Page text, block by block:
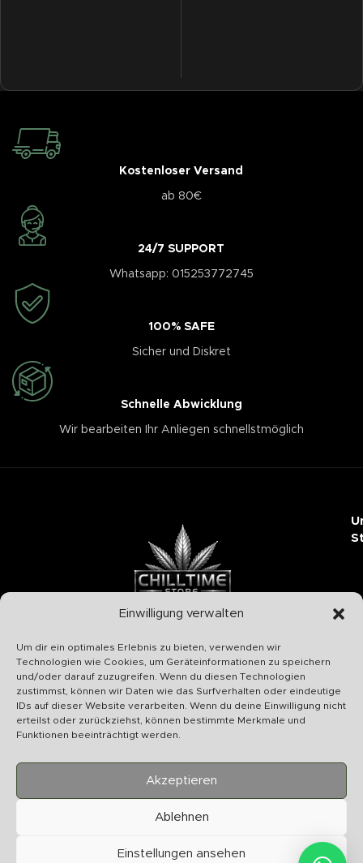
Einwilligung verwalten
Um dir ein optimales Erlebnis zu bieten, verwenden wir
Technologien wie Cookies, um Geräteinformationen zu speichern
und/oder darauf zuzugreifen. Wenn du diesen Technologien
zustimmst, können wir Daten wie das Surfverhalten oder eindeutige
IDs auf dieser Website verarbeiten. Wenn du deine Einwilligung nicht
erteilst oder zurückziehst, können bestimmte Merkmale und
Funktionen beeinträchtigt werden.
Akzeptieren
Ablehnen
Einstellungen ansehen
Kostenloser Versand
ab 80€
24/7 SUPPORT
Whatsapp: 015253772745
100% SAFE
Sicher und Diskret
Schnelle Abwicklung
Wir bearbeiten Ihr Anliegen schnellstmöglich
Chilltime Store
07331 4577974
Info@chilltime.de
Bahnhofstr. 19 73312 Geislingen